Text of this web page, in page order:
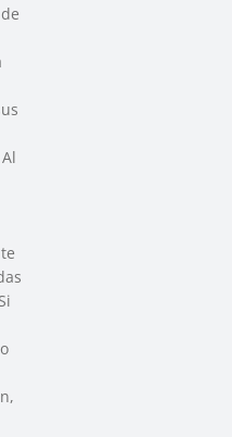
a las redes
en Euskadi
– 48009 Bilbao
230